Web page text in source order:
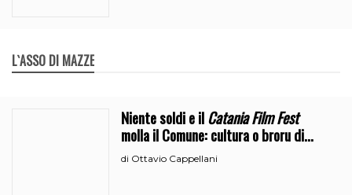
L`ASSO DI MAZZE
Niente soldi e ilCatania Film Fest
molla il Comune: cultura o broru di
ciciri?
di Ottavio Cappellani